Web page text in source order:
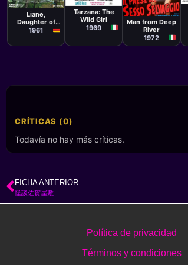
Eduard von
Borsody,
Hermann
Leitner
Liane,
Daughter of
the Jungle
1961
Malatesta
Tarzana: The
Wild Girl
1969
Película
Umberto
Lenzi
Man from Deep
River
1972
CRÍTICAS (0)
Todavía no hay más críticas.
FICHA ANTERIOR
怪談佐賀屋敷
Política de privacidad
Términos y condiciones